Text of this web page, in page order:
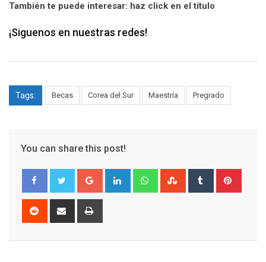
También te puede interesar: haz click en el título
¡Siguenos en nuestras redes!
Tags: Becas Corea del Sur Maestría Pregrado
You can share this post!
Google+ LinkedIn WhatsappStumbleUpon
Tumblr
Reddit
Share